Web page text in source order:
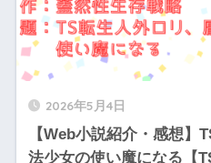
2026年5月4日
【Web小説紹介・感想】
法少女の使い魔になる【